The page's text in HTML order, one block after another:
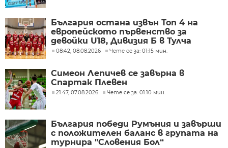
България остана извън Топ 4 на
европейското първенство за
девойки U18, Дивизия Б в Тулча
08:42, 08.08.2026 Чете се за: 01:15 мин.
Симеон Лепичев се завърна в
Спартак Плевен
21:47, 07.08.2026 Чете се за: 01:10 мин.
България победи Румъния и завърши
с положителен баланс в групата на
турнира "Словения Бол“